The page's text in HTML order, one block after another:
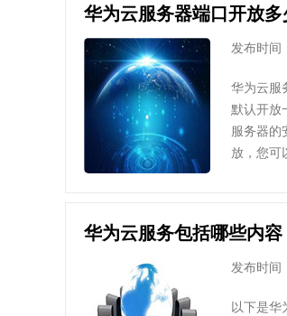
华为云服务器端口开放多
发布时间
华为云服
默认开放
服务器的
放，您
华为云服务包括哪些内容
发布时间
以下是华